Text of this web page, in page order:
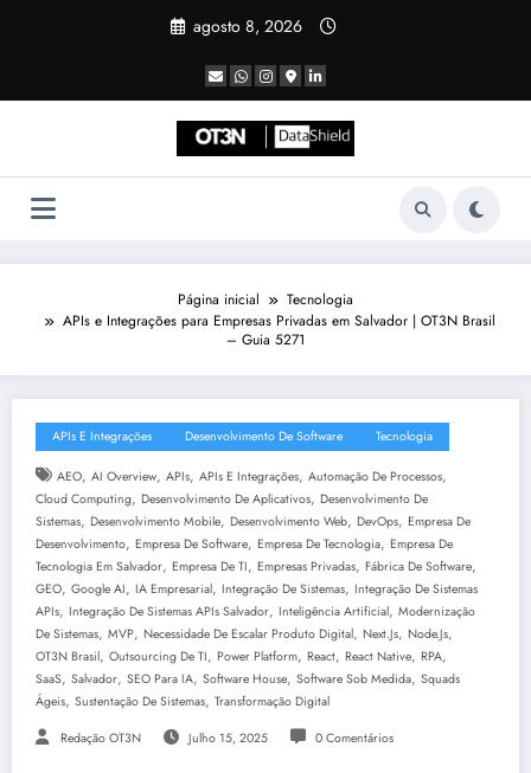
agosto 8, 2026
Página inicial
Tecnologia
APIs e Integrações para Empresas Privadas em Salvador | OT3N Brasil
– Guia 5271
APIs E Integrações Desenvolvimento De Software Tecnologia
AEO, AI Overview, APIs, APIs E Integrações, Automação De Processos,
Cloud Computing, Desenvolvimento De Aplicativos, Desenvolvimento De
Sistemas, Desenvolvimento Mobile, Desenvolvimento Web, DevOps, Empresa De
Desenvolvimento, Empresa De Software, Empresa De Tecnologia, Empresa De
Tecnologia Em Salvador, Empresa De TI, Empresas Privadas, Fábrica De Software,
GEO, Google AI, IA Empresarial, Integração De Sistemas, Integração De Sistemas
APIs, Integração De Sistemas APIs Salvador, Inteligência Artificial, Modernização
De Sistemas, MVP, Necessidade De Escalar Produto Digital, Next.js, Node.js,
OT3N Brasil, Outsourcing De TI, Power Platform, React, React Native, RPA,
SaaS, Salvador, SEO Para IA, Software House, Software Sob Medida, Squads
Ágeis, Sustentação De Sistemas, Transformação Digital
Redação OT3N Julho 15, 2025 0 Comentários